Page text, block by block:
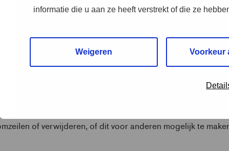
informatie die u aan ze heeft verstrekt of die ze
Weigeren Voorkeur
de bezoeker rechtstreeks leiden naar de context
herpublicatie, bewerking of toevoegen van informatie is
voor eigen raadpleging via normaal
bots en/of spiders, met uitzondering van spiders
of verwijderen, of dit voor anderen mogelijk te